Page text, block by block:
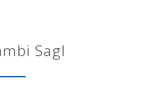
Sagl